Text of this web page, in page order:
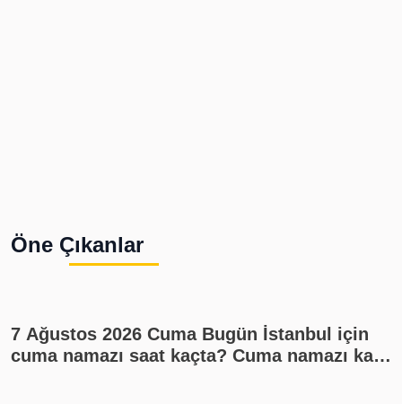
Öne Çıkanlar
7 Ağustos 2026 Cuma Bugün İstanbul için
cuma namazı saat kaçta? Cuma namazı kaç